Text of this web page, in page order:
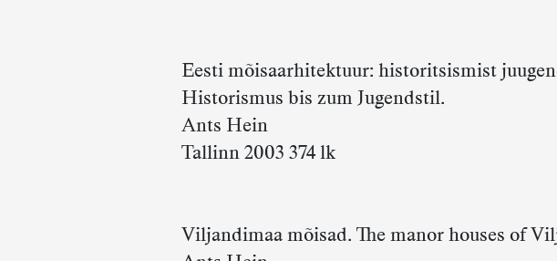
Eesti mõisaarhitektuur: historitsismist
Historismus bis zum Jugendstil.
Ants Hein
Tallinn 2003 374 lk
Viljandimaa mõisad. The manor houses of